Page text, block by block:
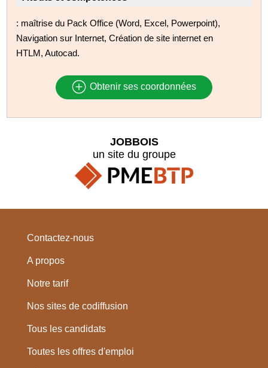
: maîtrise du Pack Office (Word, Excel, Powerpoint),
Navigation sur Internet, Création de site internet en
HTLM, Autocad.
Obtenir ses coordonnées
JOBBOIS
un site du groupe
Contactez-nous
A propos
Notre tarif
Nos sites de codiffusion
Tous les candidats
Toutes les offres d'emploi